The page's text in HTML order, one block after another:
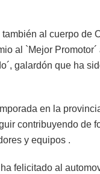
al cuerpo de
al `Mejor Promotor´
galardón que ha
en la
contribuyendo de
y equipos .
felicitado al